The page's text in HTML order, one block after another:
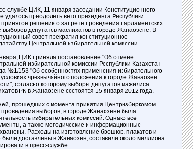
службе ЦИК, 11 января заседании Конституционного
удалось преодолеть вето президента Республики
принятое решение о запрете проведения парламентских
выборов депутатов маслихатов в городе Жанаозене. В
совет прекратил конституционное
Центральной избирательной комиссии.
ЦИК приняла постановление "Об отмене
избирательной комиссии Республики Казахстан
№1/153 "Об особенностях применения избирательного
условиях чрезвычайного положения в городе Жанаозен
согласно которому выборы депутатов мажилиса
РК в Жанаозене состоятся 15 января 2012 года.
прошедших с момента принятия Центризбиркомом
выборов, в городе Жанаозене была
избирательных комиссий. Однако все
а также методические и информационные
Расходы на изготовление брошюр, плакатов и
были доставлены в Жанаозен, составили около миллиона
в пресс-службе.